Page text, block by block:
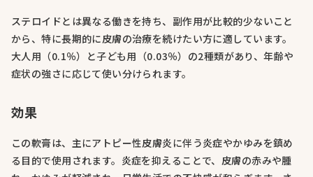
ステロイドとは異なる働きを持ち、副作用が比較的少ないこと
から、特に長期的に皮膚の治療を続けたい方に適しています。
大人用（0.1％）と子ども用（0.03％）の2種類があり、年齢や
症状の強さに応じて使い分けられます。
効果
この軟膏は、主にアトピー性皮膚炎に伴う炎症やかゆみを鎮め
る目的で使用されます。炎症を抑えることで、皮膚の赤みや腫